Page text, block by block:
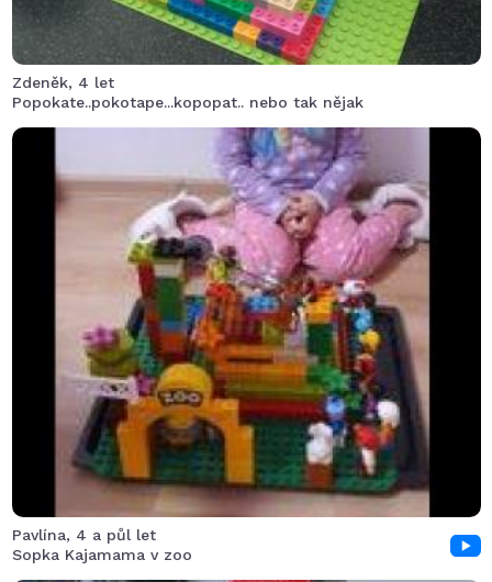
Zdeněk, 4 let
Popokate..pokotape...kopopat.. nebo tak nějak
Návštěvníci okukují sopku a netuší co může způsobit
jedna malá místní opička.
Pavlína, 4 a půl let
Sopka Kajamama v zoo